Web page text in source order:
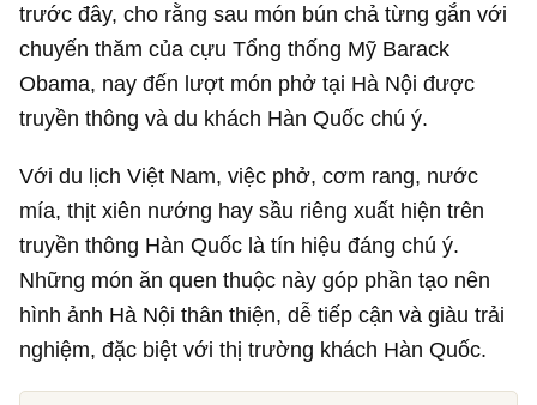
trước đây, cho rằng sau món bún chả từng gắn với
chuyến thăm của cựu Tổng thống Mỹ Barack
Obama, nay đến lượt món phở tại Hà Nội được
truyền thông và du khách Hàn Quốc chú ý.
Với du lịch Việt Nam, việc phở, cơm rang, nước
mía, thịt xiên nướng hay sầu riêng xuất hiện trên
truyền thông Hàn Quốc là tín hiệu đáng chú ý.
Những món ăn quen thuộc này góp phần tạo nên
hình ảnh Hà Nội thân thiện, dễ tiếp cận và giàu trải
nghiệm, đặc biệt với thị trường khách Hàn Quốc.